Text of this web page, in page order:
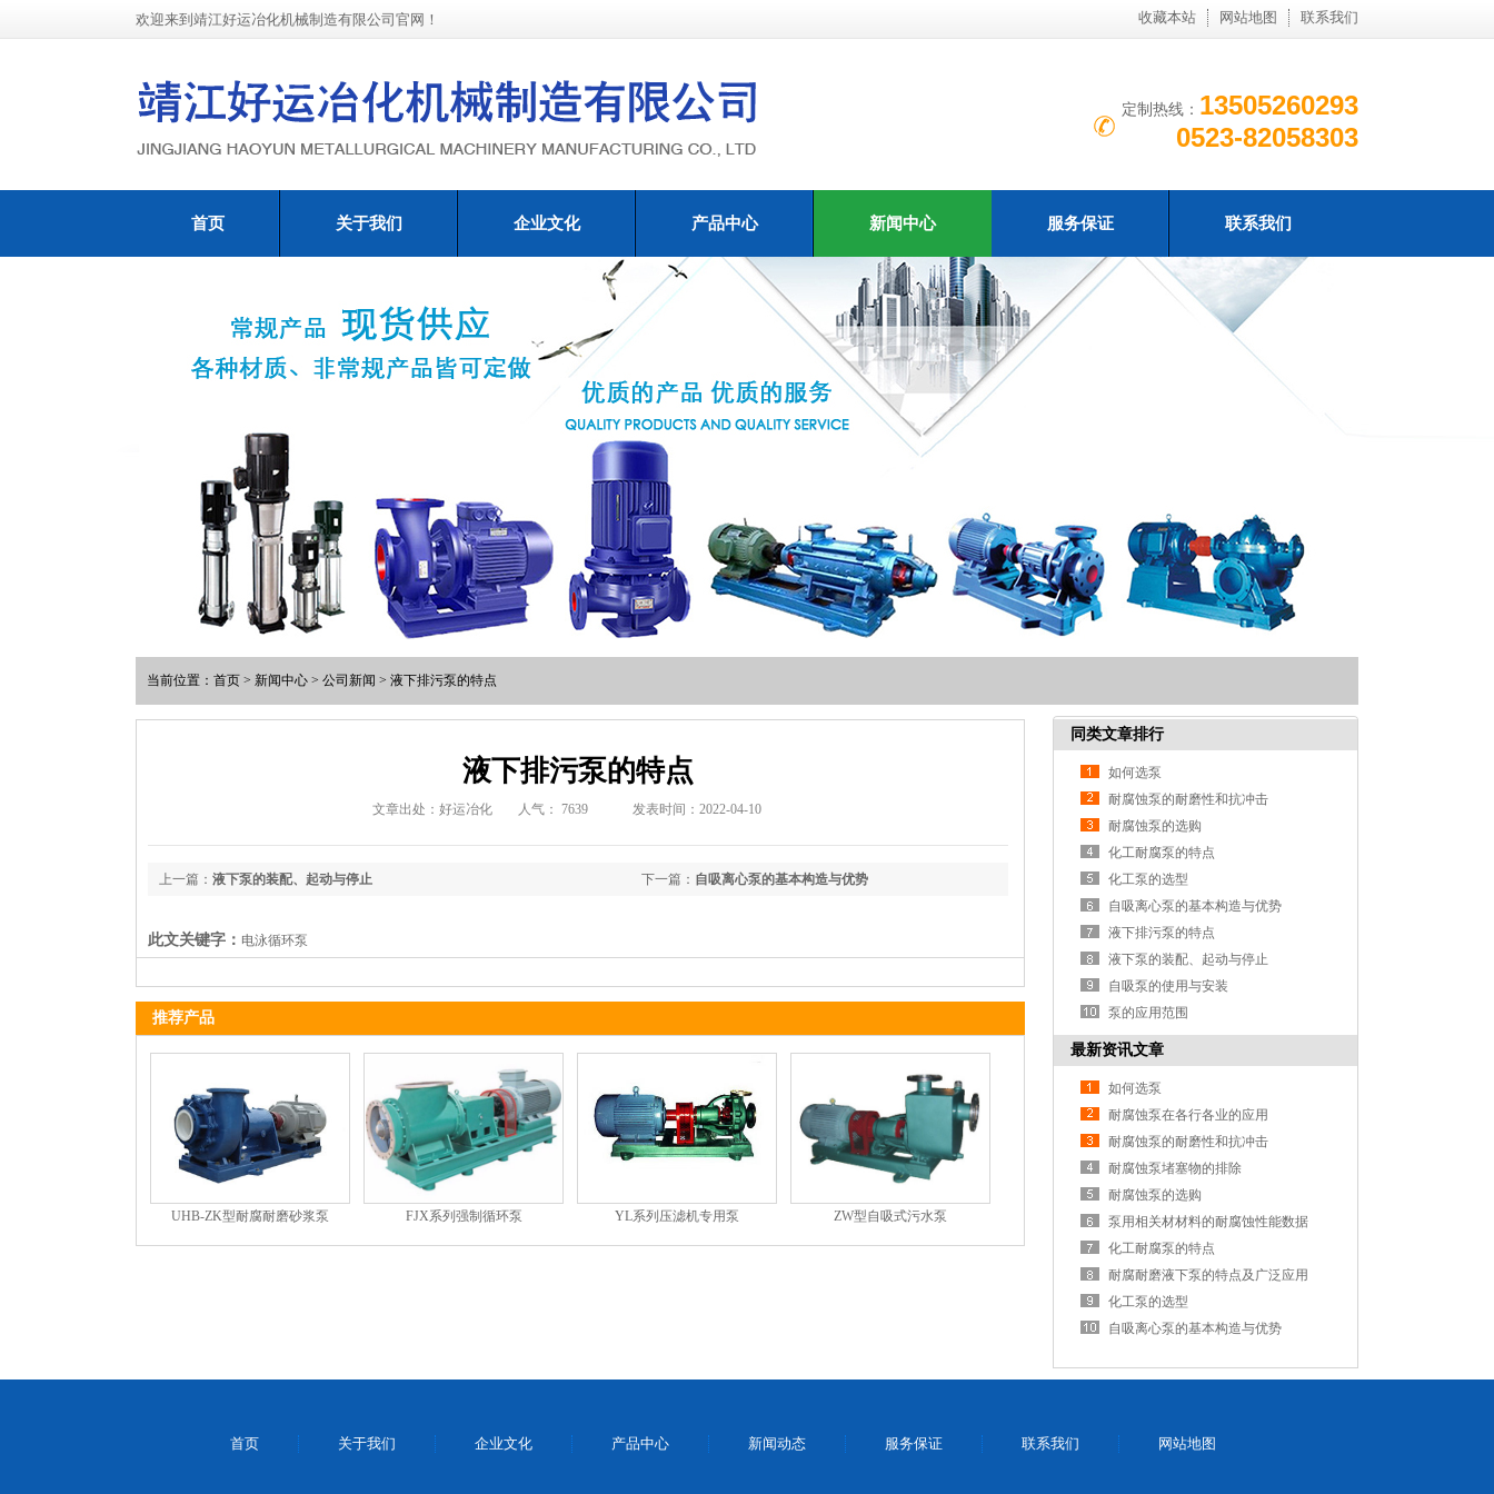
欢迎来到靖江好运冶化机械制造有限公司官网！ 收藏本站 网站地图 联系我们
定制热线： 13505260293
0523-82058303
首页 关于我们 企业文化 产品中心 新闻中心 服务保证 联系我们
当前位置： 首页 > 新闻中心 > 公司新闻 > 液下排污泵的特点
液下排污泵的特点
文章出处：好运冶化 人气： 7639 发表时间：2022-04-10
下一篇： 自吸离心泵的基本构造与优势
上一篇： 液下泵的装配、起动与停止
此文关键字： 电泳循环泵
推荐产品
UHB-ZK型耐腐耐磨砂浆泵 FJX系列强制循环泵 YL系列压滤机专用泵 ZW型自吸式污水泵
同类文章排行
如何选泵
耐腐蚀泵的耐磨性和抗冲击
耐腐蚀泵的选购
化工耐腐泵的特点
化工泵的选型
自吸离心泵的基本构造与优势
液下排污泵的特点
液下泵的装配、起动与停止
自吸泵的使用与安装
泵的应用范围
最新资讯文章
如何选泵
耐腐蚀泵在各行各业的应用
耐腐蚀泵的耐磨性和抗冲击
耐腐蚀泵堵塞物的排除
耐腐蚀泵的选购
泵用相关材材料的耐腐蚀性能数据
化工耐腐泵的特点
耐腐耐磨液下泵的特点及广泛应用
化工泵的选型
自吸离心泵的基本构造与优势
首页 关于我们 企业文化 产品中心 新闻动态 服务保证 联系我们 网站地图